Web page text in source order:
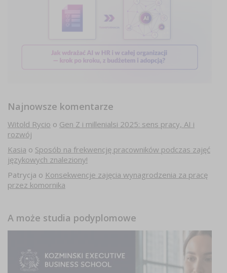
Najnowsze komentarze
Witold Rycio o Gen Z i millenialsi 2025: sens pracy, AI i
rozwój
Kasia o Sposób na frekwencję pracowników podczas zajęć
językowych znaleziony!
Patrycja o Konsekwencje zajęcia wynagrodzenia za pracę
przez komornika
A może studia podyplomowe